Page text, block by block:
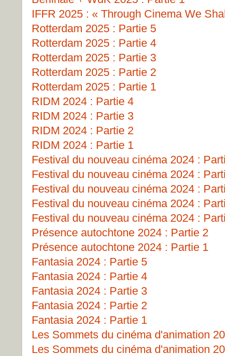
IFFR 2025 : « Through Cinema We
Rotterdam 2025 : Partie 5
Rotterdam 2025 : Partie 4
Rotterdam 2025 : Partie 3
Rotterdam 2025 : Partie 2
Rotterdam 2025 : Partie 1
RIDM 2024 : Partie 4
RIDM 2024 : Partie 3
RIDM 2024 : Partie 2
RIDM 2024 : Partie 1
Festival du nouveau cinéma 2024 :
Festival du nouveau cinéma 2024 :
Festival du nouveau cinéma 2024 :
Festival du nouveau cinéma 2024 :
Festival du nouveau cinéma 2024 :
Présence autochtone 2024 : Partie 2
Présence autochtone 2024 : Partie 1
Fantasia 2024 : Partie 5
Fantasia 2024 : Partie 4
Fantasia 2024 : Partie 3
Fantasia 2024 : Partie 2
Fantasia 2024 : Partie 1
Les Sommets du cinéma d'animation
Les Sommets du cinéma d'animation